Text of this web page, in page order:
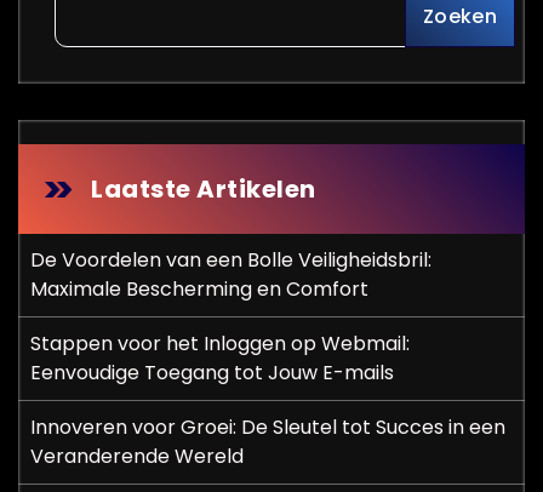
Zoeken
Laatste Artikelen
De Voordelen van een Bolle Veiligheidsbril:
Maximale Bescherming en Comfort
Stappen voor het Inloggen op Webmail:
Eenvoudige Toegang tot Jouw E-mails
Innoveren voor Groei: De Sleutel tot Succes in een
Veranderende Wereld